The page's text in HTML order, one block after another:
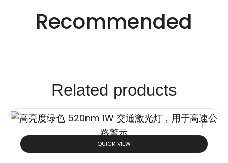
创新的激光解决方
案。
Recommended
Related products
QUICK VIEW